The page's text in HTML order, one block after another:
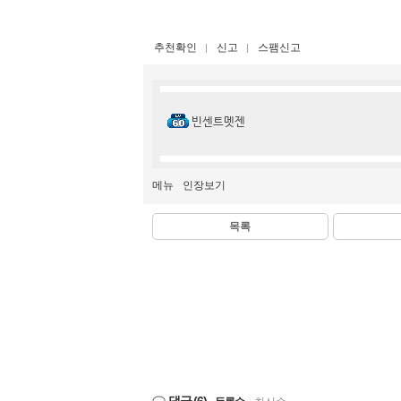
추천확인 신고 스팸신고
빈센트멧젠
메뉴 인장보기
목록